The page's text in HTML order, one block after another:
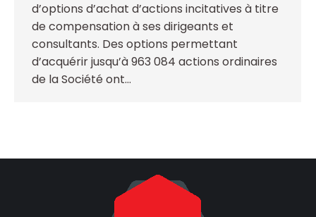
d’options d’achat d’actions incitatives à titre
de compensation à ses dirigeants et
consultants. Des options permettant
d’acquérir jusqu’à 963 084 actions ordinaires
de la Société ont…